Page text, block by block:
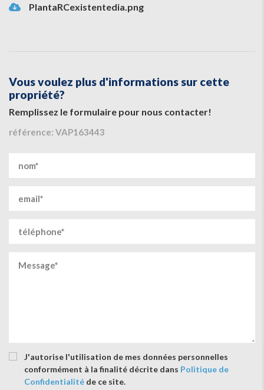
PlantaRCexistentedia.png
Vous voulez plus d'informations sur cette
propriété?
Remplissez le formulaire pour nous contacter!
référence: VAP163443
J'autorise l'utilisation de mes données personnelles
conformément à la finalité décrite dans Politique de
Confidentialité de ce site.